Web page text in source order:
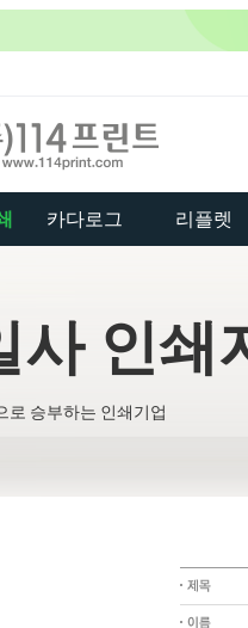
카다로그 리플렛
사 인쇄
로 승부하는 인쇄기업